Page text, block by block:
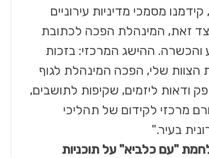
קידמנו מסמכי מדיניות עירוניים
זאת, המינהלת הפכה לכתובת
והכשרה. ההישג המרכזי: בזכות
הצוות שלי, הפכה המינהלת לגוף
ודאות ליזמים, שקיפות לתושבים,
מרכזי לקידום של תהליכי
בעיר."
"עם כלביא" על תוכניות